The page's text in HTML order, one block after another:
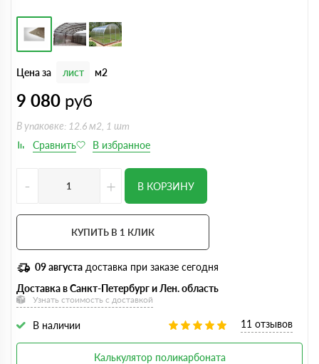
Цена за лист м2
9 080 руб
В упаковке: 12.6 м2, 1 шт
- + В КОРЗИНУ
КУПИТЬ В 1 КЛИК
09 августа доставка при заказе сегодня
Доставка в Санкт-Петербург и Лен. область
Узнать стоимость с доставкой
В наличии 11 отзывов
Калькулятор поликарбоната